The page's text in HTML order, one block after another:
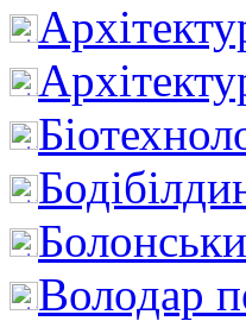
Володар